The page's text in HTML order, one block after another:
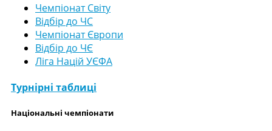
Чемпіонат Світу
Відбір до ЧС
Чемпіонат Європи
Відбір до ЧЄ
Ліга Націй УЄФА
Турнірні таблиці
Національні чемпіонати